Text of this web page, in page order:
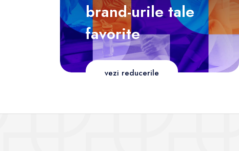
brand-urile tale
favorite
vezi reducerile